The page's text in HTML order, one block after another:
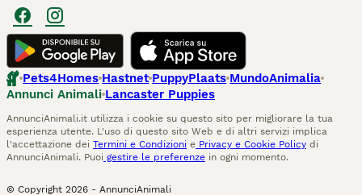
Pets4Homes Hastnet PuppyPlaats MundoAnimalia
Annunci Animali Lancaster Puppies
AnnunciAnimali.it utilizza i cookie su questo sito per migliorare la tua
esperienza utente. L'uso di questo sito Web e di altri servizi implica
l'accettazione dei Termini e Condizioni e Privacy e Cookie Policy di
AnnunciAnimali. Puoi gestire le preferenze in ogni momento.
© Copyright 2026 - AnnunciAnimali